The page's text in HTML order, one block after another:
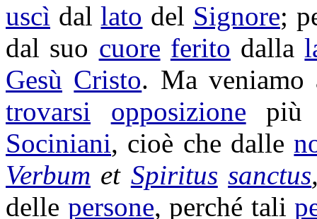
uscì dallato del Signore;
dal suo cuore ferito dalla
Gesù Cristo. Ma
trovarsi
opposizione
Sociniani, cioè che dalle
Verbum et Spiritus sanctus
delle persone, perché tali